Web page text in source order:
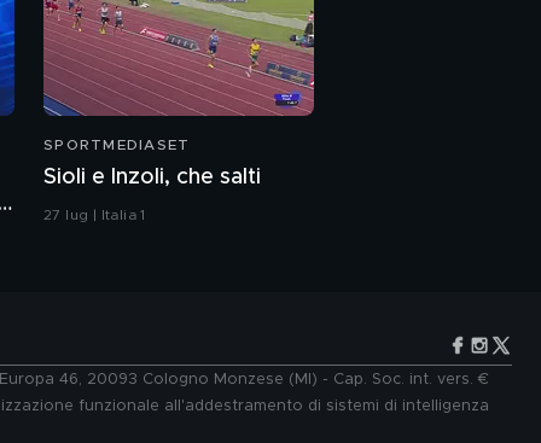
SPORTMEDIASET
Sioli e Inzoli, che salti
27 lug | Italia 1
46, 20093 Cologno Monzese (MI) - Cap. Soc. int. vers. €
funzionale all'addestramento di sistemi di intelligenza